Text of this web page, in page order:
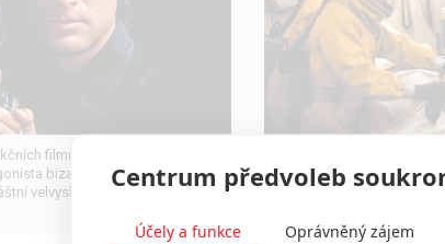
filmů, dnes král céčkových
bizarní policejní reality
velvyslanec Ruska.
zpříjemnit jinou relevantní
Centrum předvoleb
Účely a funkce Oprávněný zájem